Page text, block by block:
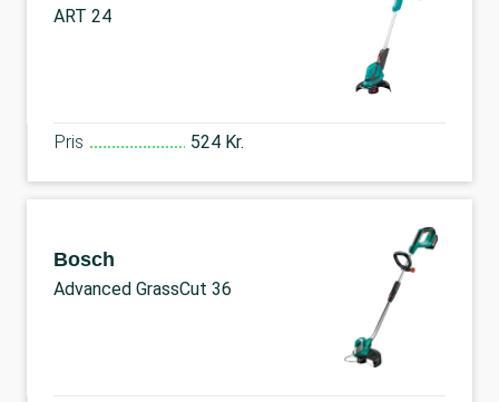
ART 24
Pris 524 Kr.
Bosch
Advanced GrassCut 36